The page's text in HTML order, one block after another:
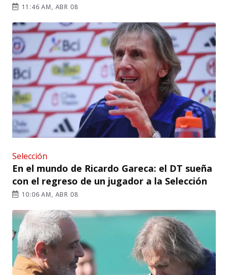
11:46 AM, ABR 08
Selección
En el mundo de Ricardo Gareca: el DT sueña
con el regreso de un jugador a la Selección
10:06 AM, ABR 08